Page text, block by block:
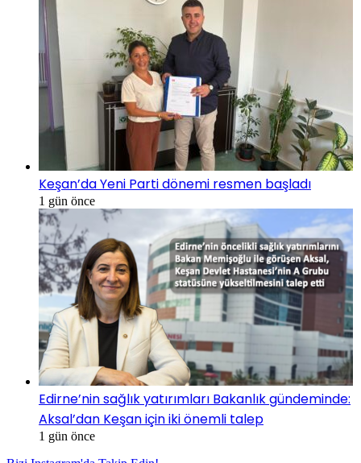
Keşan’da Yeni Parti dönemi resmen başladı
1 gün önce
Edirne’nin sağlık yatırımları Bakanlık gündeminde:
Aksal’dan Keşan için iki önemli talep
1 gün önce